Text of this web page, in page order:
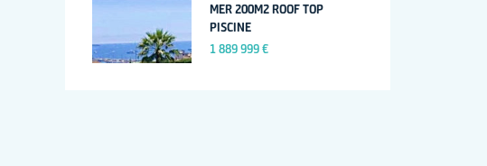
MER 200M2 ROOF TOP
PISCINE
1 889 999 €